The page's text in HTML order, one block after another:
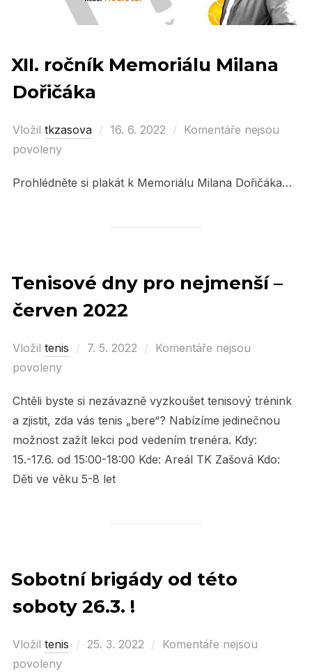
XII. ročník Memoriálu Milana
Dořičáka
Vložil tkzasova
Posted
16. 6. 2022
Komentáře nejsou
povoleny
Prohlédněte si plakát k Memoriálu Milana Dořičáka…
Tenisové dny pro nejmenší –
červen 2022
Vložil tenis
Posted
7. 5. 2022
Komentáře nejsou
povoleny
Chtěli byste si nezávazně vyzkoušet tenisový trénink
a zjistit, zda vás tenis „bere“? Nabízíme jedinečnou
možnost zažít lekci pod vedením trenéra. Kdy:
15.-17.6. od 15:00-18:00 Kde: Areál TK Zašová Kdo:
Děti ve věku 5-8 let
Sobotní brigády od této
soboty 26.3. !
Vložil tenis
Posted
25. 3. 2022
Komentáře nejsou
povoleny